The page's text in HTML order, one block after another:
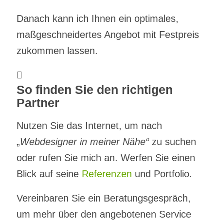
Danach kann ich Ihnen ein optimales,
maßgeschneidertes Angebot mit Festpreis
zukommen lassen.
So finden Sie den richtigen
Partner
Nutzen Sie das Internet, um nach
„Webdesigner in meiner Nähe“zu suchen
oder rufen Sie mich an. Werfen Sie einen
Blick auf seine Referenzen und Portfolio.
Vereinbaren Sie ein Beratungsgespräch,
um mehr über den angebotenen Service